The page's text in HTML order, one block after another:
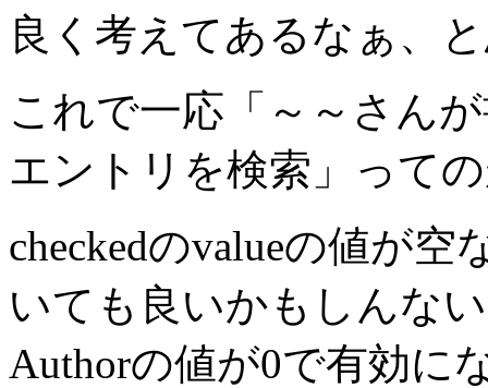
良く考えてあるなぁ、
これで一応「～～さん
エントリを検索」って
checkedのvalueの値が
いても良いかもしんな
Authorの値が0で有効に